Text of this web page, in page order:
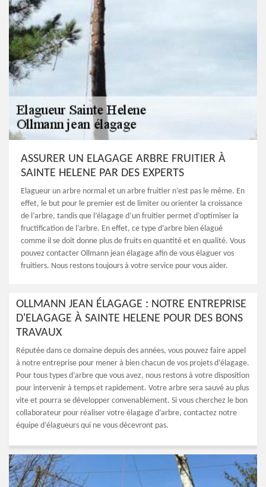
ASSURER UN ELAGAGE ARBRE FRUITIER À
SAINTE HELENE PAR DES EXPERTS
Elagueur un arbre normal et un arbre fruitier n’est pas le même. En
effet, le but pour le premier est de limiter ou orienter la croissance
de l’arbre, tandis que l’élagage d’un fruitier permet d’optimiser la
fructification de l’arbre. En effet, ce type d’arbre bien élagué
comme il se doit donne plus de fruits en quantité et en qualité. Vous
pouvez contacter Ollmann jean élagage afin de vous élaguer vos
fruitiers. Nous restons toujours à votre service pour vous aider.
OLLMANN JEAN ÉLAGAGE : NOTRE ENTREPRISE
D'ELAGAGE À SAINTE HELENE POUR DES BONS
TRAVAUX
Réputée dans ce domaine depuis des années, vous pouvez faire appel
à notre entreprise pour mener à bien chacun de vos projets d’élagage.
Pour tous types d’arbre que vous avez, nous restons à votre disposition
pour intervenir à temps et rapidement. Votre arbre sera sauvé au plus
vite et pourra se développer convenablement. Si vous cherchez le bon
collaborateur pour réaliser votre élagage d’arbre, contactez notre
équipe d’élagueurs qui ne vous décevront pas.